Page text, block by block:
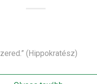
(Hippokratész)